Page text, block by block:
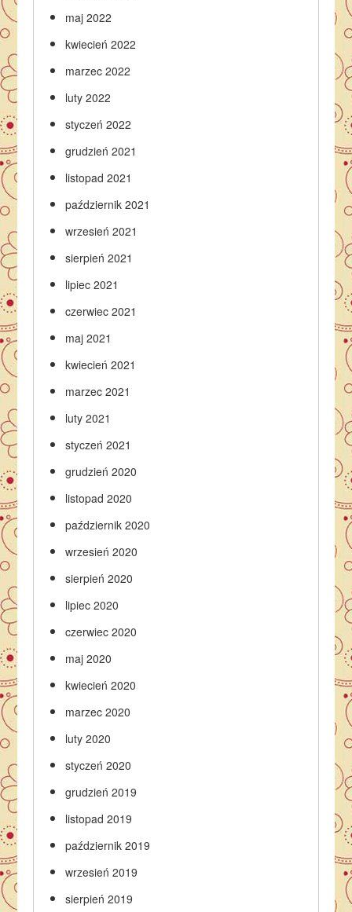
maj 2022
kwiecień 2022
marzec 2022
luty 2022
styczeń 2022
grudzień 2021
listopad 2021
październik 2021
wrzesień 2021
sierpień 2021
lipiec 2021
czerwiec 2021
maj 2021
kwiecień 2021
marzec 2021
luty 2021
styczeń 2021
grudzień 2020
listopad 2020
październik 2020
wrzesień 2020
sierpień 2020
lipiec 2020
czerwiec 2020
maj 2020
kwiecień 2020
marzec 2020
luty 2020
styczeń 2020
grudzień 2019
listopad 2019
październik 2019
wrzesień 2019
sierpień 2019